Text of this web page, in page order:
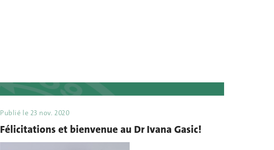
Publié le 23 nov. 2020
Félicitations et bienvenue au Dr Ivana Gasic!